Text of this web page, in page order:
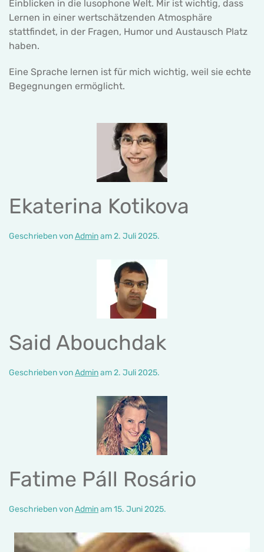
Einblicken in die lusophone Welt. Mir ist wichtig, dass
Lernen in einer wertschätzenden Atmosphäre
stattfindet, in der Fragen, Humor und Austausch Platz
haben.
Eine Sprache lernen ist für mich wichtig, weil sie echte
Begegnungen ermöglicht.
Ekaterina Kotikova
Geschrieben vonAdminam2. Juli 2025.
Said Abouchdak
Geschrieben vonAdminam2. Juli 2025.
Fatime Páll Rosário
Geschrieben vonAdminam15. Juni 2025.